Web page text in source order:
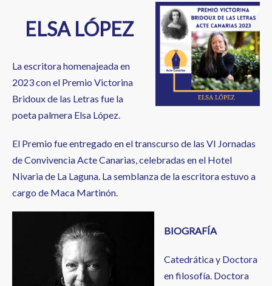
ELSA LÓPEZ
La escritora homenajeada en
2023 con el Premio Victorina
Bridoux de las Letras fue la
poeta palmera Elsa López.
El Premio fue entregado en el transcurso de las VI Jornadas
de Convivencia Acte Canarias, celebradas en el Hotel
Nivaria de La Laguna. La semblanza de la escritora estuvo a
cargo de Maca Martinón.
BIOGRAFÍA
Catedrática y Doctora
en filosofía. Doctora